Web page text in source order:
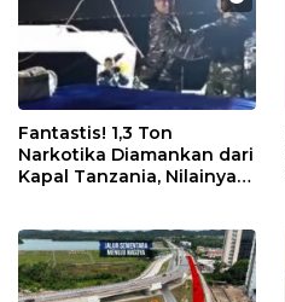
Fantastis! 1,3 Ton
Narkotika Diamankan dari
Kapal Tanzania, Nilainya